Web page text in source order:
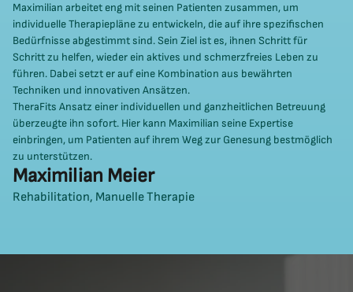
Maximilian arbeitet eng mit seinen Patienten zusammen, um
individuelle Therapiepläne zu entwickeln, die auf ihre spezifischen
Bedürfnisse abgestimmt sind. Sein Ziel ist es, ihnen Schritt für
Schritt zu helfen, wieder ein aktives und schmerzfreies Leben zu
führen. Dabei setzt er auf eine Kombination aus bewährten
Techniken und innovativen Ansätzen.
TheraFits Ansatz einer individuellen und ganzheitlichen Betreuung
überzeugte ihn sofort. Hier kann Maximilian seine Expertise
einbringen, um Patienten auf ihrem Weg zur Genesung bestmöglich
zu unterstützen.
Maximilian Meier
Rehabilitation, Manuelle Therapie